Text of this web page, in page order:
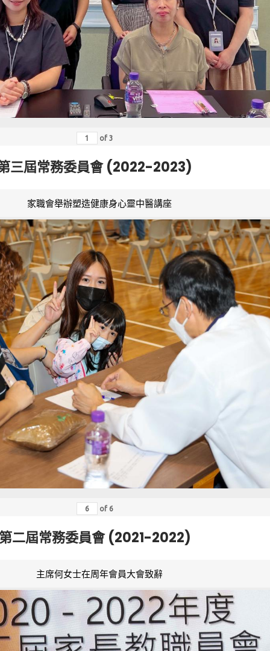
of 3
三屆常務委員會 (2022-2023)
家職會舉辦塑造健康身心靈中醫講座
of 6
二屆常務委員會 (2021-2022)
主席何女士在周年會員大會致辭